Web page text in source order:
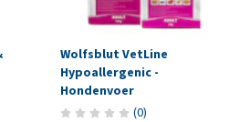
Wolfsblut VetLine
Hypoallergenic -
Hondenvoer
(0)